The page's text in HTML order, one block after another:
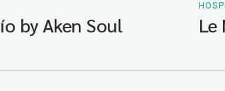
by Aken Soul Le